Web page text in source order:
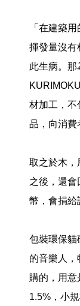
「在建築
揮發量沒有
此生病。那
材加工，不
品，向消費
取之於木，
之後，還會
幣，會捐給
包裝環保貓
的音樂人
購的，用
1.5%，小